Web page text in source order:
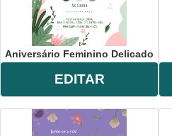
Aniversário Feminino Delicado
EDITAR